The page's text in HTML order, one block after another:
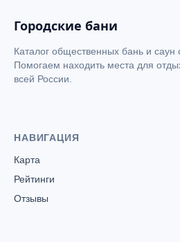
Городские бани
Каталог общественных бань и саун
Помогаем находить места для
всей России.
НАВИГАЦИЯ
Карта
Рейтинги
Отзывы